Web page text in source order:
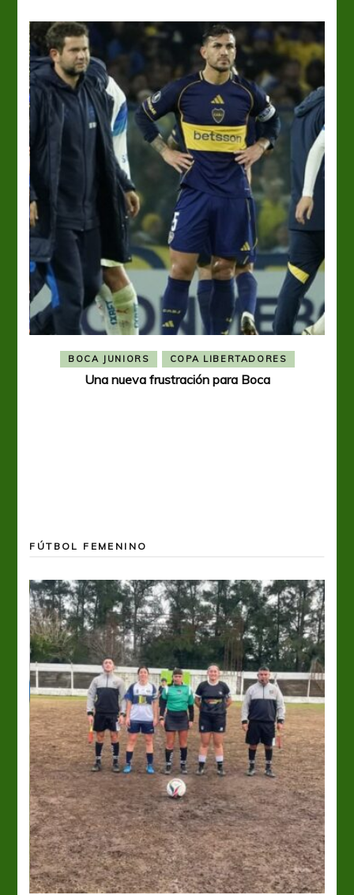
BOCA JUNIORS COPA LIBERTADORES
Una nueva frustración para Boca
FÚTBOL FEMENINO